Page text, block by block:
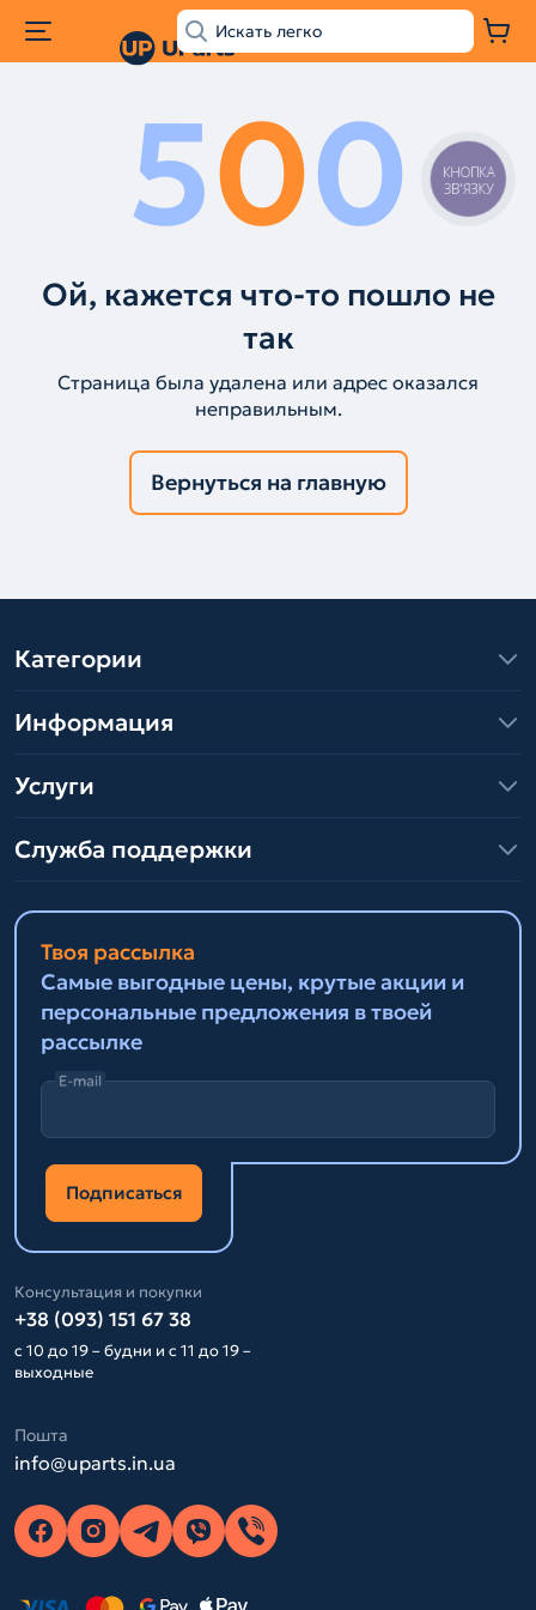
500
Ой, кажется что-то пошло не
так
Страница была удалена или адрес оказался
неправильным.
Вернуться на главную
Категории
Информация
Услуги
Служба поддержки
Твоя рассылка
Самые выгодные цены, крутые акции и
персональные предложения в твоей
рассылке
E-mail
Подписаться
Консультация и покупки
+38 (093) 151 67 38
с 10 до 19 – будни и с 11 до 19 –
выходные
Пошта
info@uparts.in.ua
КНОПКА
ЗВ'ЯЗКУ